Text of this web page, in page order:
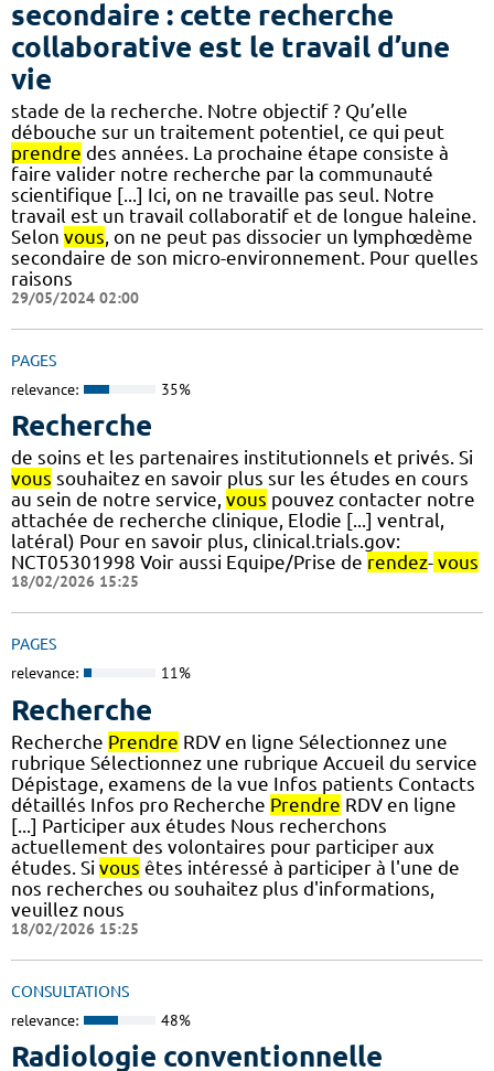
secondaire : cette recherche
collaborative est le travail d’une
vie
stade de la recherche. Notre objectif ? Qu’elle
débouche sur un traitement potentiel, ce qui peut
prendre des années. La prochaine étape consiste à
faire valider notre recherche par la communauté
scientifique [...] Ici, on ne travaille pas seul. Notre
travail est un travail collaboratif et de longue haleine.
Selon vous, on ne peut pas dissocier un lymphœdème
secondaire de son micro-environnement. Pour quelles
raisons
29/05/2024 02:00
PAGES
relevance: 35%
Recherche
de soins et les partenaires institutionnels et privés. Si
vous souhaitez en savoir plus sur les études en cours
au sein de notre service, vous pouvez contacter notre
attachée de recherche clinique, Elodie [...] ventral,
latéral) Pour en savoir plus, clinical.trials.gov:
NCT05301998 Voir aussi Equipe/Prise de rendez- vous
18/02/2026 15:25
PAGES
relevance: 11%
Recherche
Recherche Prendre RDV en ligne Sélectionnez une
rubrique Sélectionnez une rubrique Accueil du service
Dépistage, examens de la vue Infos patients Contacts
détaillés Infos pro Recherche Prendre RDV en ligne
[...] Participer aux études Nous recherchons
actuellement des volontaires pour participer aux
études. Si vous êtes intéressé à participer à l'une de
nos recherches ou souhaitez plus d'informations,
veuillez nous
18/02/2026 15:25
CONSULTATIONS
relevance: 48%
Radiologie conventionnelle